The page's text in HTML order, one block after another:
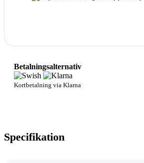
Betalningsalternativ
Kortbetalning via Klarna
Specifikation